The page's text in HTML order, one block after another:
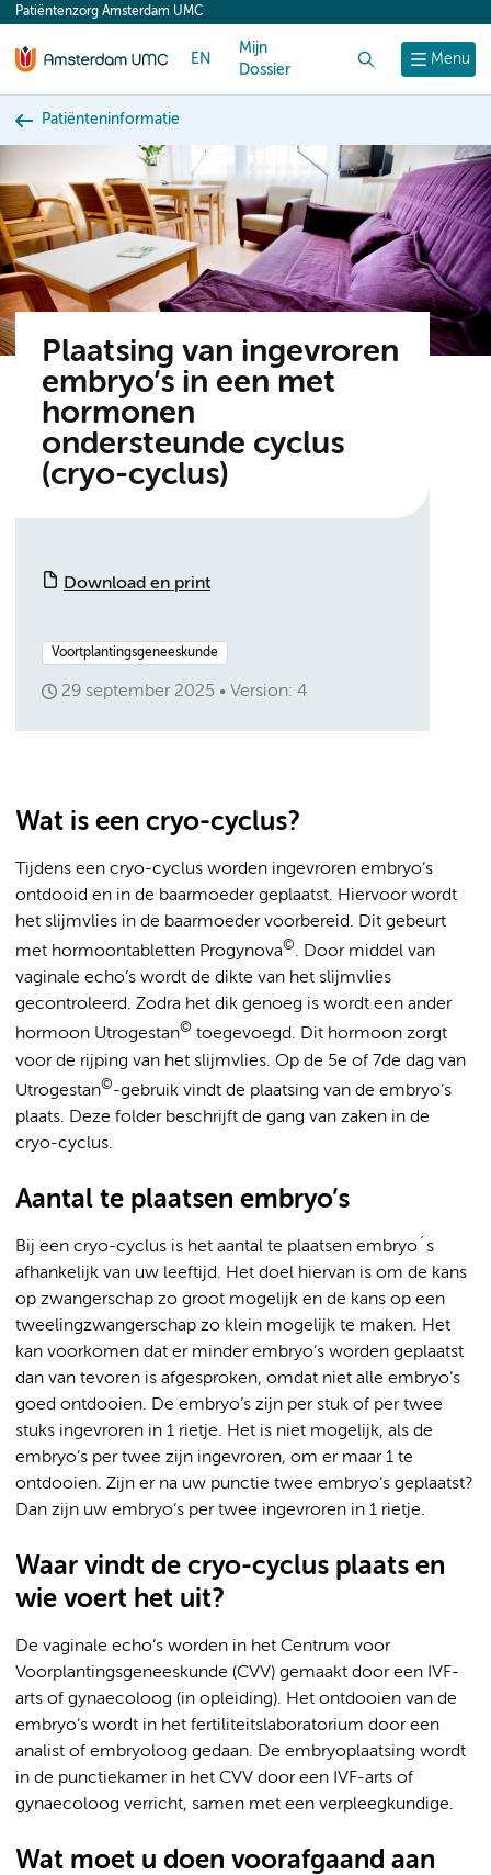
content
Menu
Patiëntenzorg Amsterdam UMC
EN
Mijn
Dossier
Patiënteninformatie
Plaatsing van ingevroren
embryo’s in een met
hormonen
ondersteunde cyclus
(cryo-cyclus)
Download en print
Voortplantingsgeneeskunde
29 september 2025 Version: 4
Wat is een cryo-cyclus?
Tijdens een cryo-cyclus worden ingevroren embryo’s
ontdooid en in de baarmoeder geplaatst. Hiervoor wordt
het slijmvlies in de baarmoeder voorbereid. Dit gebeurt
met hormoontabletten Progynova©. Door middel van
vaginale echo’s wordt de dikte van het slijmvlies
gecontroleerd. Zodra het dik genoeg is wordt een ander
hormoon Utrogestan© toegevoegd. Dit hormoon zorgt
voor de rijping van het slijmvlies. Op de 5e of 7de dag van
Utrogestan©-gebruik vindt de plaatsing van de embryo’s
plaats. Deze folder beschrijft de gang van zaken in de
cryo-cyclus.
Aantal te plaatsen embryo’s
Bij een cryo-cyclus is het aantal te plaatsen embryo´s
afhankelijk van uw leeftijd. Het doel hiervan is om de kans
op zwangerschap zo groot mogelijk en de kans op een
tweelingzwangerschap zo klein mogelijk te maken. Het
kan voorkomen dat er minder embryo’s worden geplaatst
dan van tevoren is afgesproken, omdat niet alle embryo’s
goed ontdooien. De embryo’s zijn per stuk of per twee
stuks ingevroren in 1 rietje. Het is niet mogelijk, als de
embryo’s per twee zijn ingevroren, om er maar 1 te
ontdooien. Zijn er na uw punctie twee embryo’s geplaatst?
Dan zijn uw embryo’s per twee ingevroren in 1 rietje.
Waar vindt de cryo-cyclus plaats en
wie voert het uit?
De vaginale echo’s worden in het Centrum voor
Voorplantingsgeneeskunde (CVV) gemaakt door een IVF-
arts of gynaecoloog (in opleiding). Het ontdooien van de
embryo’s wordt in het fertiliteitslaboratorium door een
analist of embryoloog gedaan. De embryoplaatsing wordt
in de punctiekamer in het CVV door een IVF-arts of
gynaecoloog verricht, samen met een verpleegkundige.
Wat moet u doen voorafgaand aan